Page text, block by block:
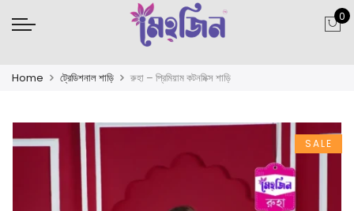
0
Home ট্রেডিশনাল শাড়ি রুহা – প্রিমিয়াম কটনমিক্স শাড়ি
SALE